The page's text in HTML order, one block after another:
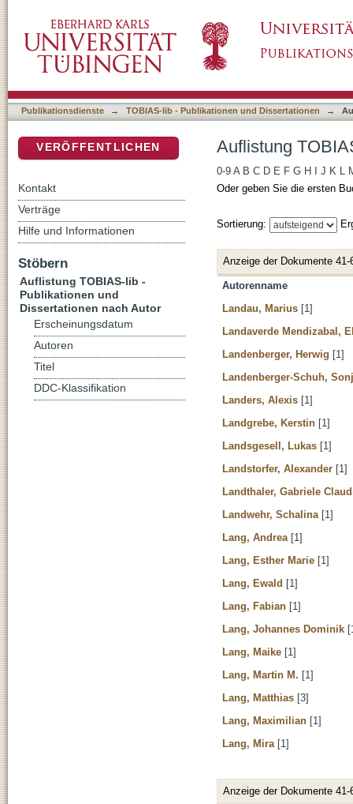
Publikationsdienste → TOBIAS-lib - Publikationen und Dissertationen →
Auflistung
0-9 A B C D E F G H J K L
Oder geben Sie die ersten
Sortierung:
Anzeige der Dokumente 41-
Autorenname
Landau, Marius [1]
Landaverde Mendizabal,
Landenberger, Herwig [1]
Landenberger-Schuh,
Landers, Alexis [1]
Landgrebe, Kerstin [1]
Landsgesell, Lukas [1]
Landstorfer, Alexander [1]
Landthaler, Gabriele
Landwehr, Schalina [1]
Lang, Andrea [1]
Lang, Esther Marie [1]
Lang, Ewald [1]
Lang, Fabian [1]
Lang, Johannes Dominik
Lang, Maike [1]
Lang, Martin M. [1]
Lang, Matthias [3]
Lang, Maximilian [1]
Lang, Mira [1]
Anzeige der Dokumente 41-
VERÖFFENTLICHEN
Kontakt
Verträge
Hilfe und Informationen
Stöbern
Auflistung TOBIAS-lib -
Publikationen und
Dissertationen nach Autor
Erscheinungsdatum
Autoren
Titel
DDC-Klassifikation